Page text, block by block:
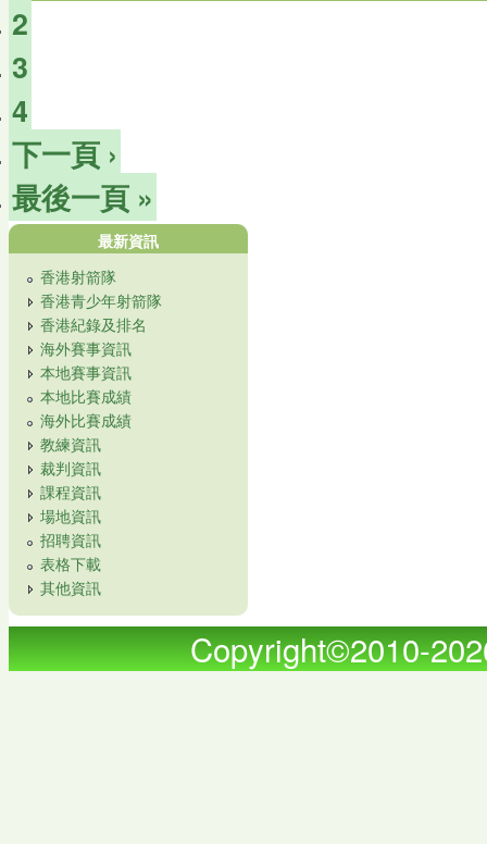
2
3
4
下一頁 ›
最後一頁 »
最新資訊
香港射箭隊
香港青少年射箭隊
香港紀錄及排名
海外賽事資訊
本地賽事資訊
本地比賽成績
海外比賽成績
教練資訊
裁判資訊
課程資訊
場地資訊
招聘資訊
表格下載
其他資訊
Copyright©2010-